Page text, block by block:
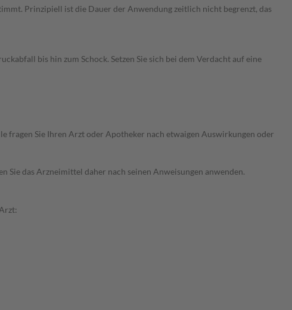
Prinzipiell ist die Dauer der Anwendung zeitlich nicht begrenzt, das
bis hin zum Schock. Setzen Sie sich bei dem Verdacht auf eine
fragen Sie Ihren Arzt oder Apotheker nach etwaigen Auswirkungen oder
Sie das Arzneimittel daher nach seinen Anweisungen anwenden.